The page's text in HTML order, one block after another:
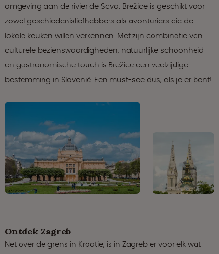
omgeving aan de rivier de Sava. Brežice is geschikt voor
zowel geschiedenisliefhebbers als avonturiers die de
lokale keuken willen verkennen. Met zijn combinatie van
culturele bezienswaardigheden, natuurlijke schoonheid
en gastronomische touch is Brežice een veelzijdige
bestemming in Slovenië. Een must-see dus, als je er bent!
Ontdek Zagreb
Net over de grens in Kroatië, is in Zagreb er voor elk wat